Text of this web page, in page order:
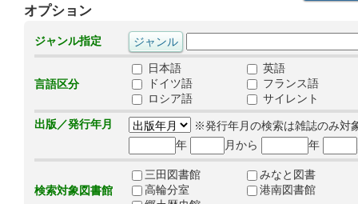
オプション
ジャンル指定
言語区分
日本語
英語
ドイツ語
フランス語
ロシア語
サイレント
出版／発行年月
※発行年月の検索は雑誌のみ対
年
月から 年
検索対象図書館
三田図書館
みなと図書
高輪分室
港南図書館